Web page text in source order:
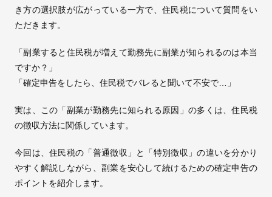
き方の選択肢が広がっている一方で、住民税について質問をい
ただきます。
「副業すると住民税が増えて勤務先に副業が知られるのは本当
ですか？」
「確定申告をしたら、住民税でバレると聞いて不安で…」
実は、この「副業が勤務先に知られる原因」の多くは、住民税
の徴収方法に関係しています。
今回は、住民税の「普通徴収」と「特別徴収」の違いを分かり
やすく解説しながら、副業を安心して続けるための確定申告の
ポイントを紹介します。